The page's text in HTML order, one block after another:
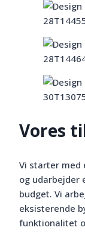
Vores
Vi starter med
og udarbejder
budget. Vi
eksisterende
funktionalitet